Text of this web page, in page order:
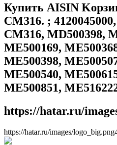
Купить AISIN
CM316. ;
CM316, MD500398,
ME500169,
ME500398,
ME500540,
ME500851,
https://hatar.ru/
https://hatar.ru/images/logo_big.png